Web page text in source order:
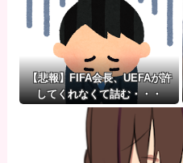
【悲報】FIFA会長、UEFAが許
してくれなくて詰む・・・